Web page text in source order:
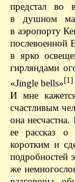
предстал во
в душном
в аэропорту
послевоенной
в ярко
гирляндами
«Jingle bells»[1]
И мне
счастливым
она
ее рассказ
коротким и
подробностей
же